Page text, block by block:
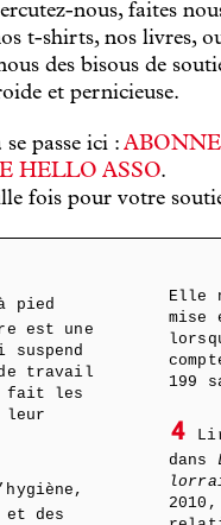
nous, faites
t-shirts, nos livres,
des bisous de
et pernicieuse.
se passe ici :
HELLO ASSO.
fois pour votre
pied
est une
suspend
travail
fait les
leur
des
Elle
mise
199
4
dans